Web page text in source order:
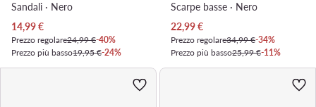
Sandali · Nero
Prezzo attuale
14,99€
Prezzo regolare24,99 €-40%
Prezzo più basso19,95 €-24%
Scarpe basse · Nero
Prezzo attuale
22,99€
Prezzo regolare34,99 €-34%
Prezzo più basso25,99 €-11%